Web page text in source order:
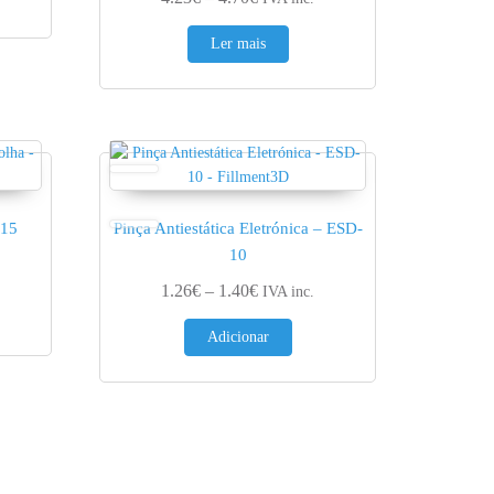
Ler mais
0.86€ through 0.95€
Pinça Antiestática Eletrónica – ESD-
10
1.26€ – 1.40€Price range: 1.26€ through 1.40€
IVA inc.
Adicionar